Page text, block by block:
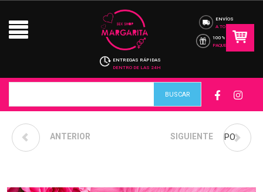
ENVÍOS
A TODO CHILE
100% DISCRETO
PAQUETES
ENTREGAS RÁPIDAS
DENTRO DE LAS 24H
TANGA DE TUL
ANTERIOR COLALESS NEGRO TIPO
SIGUIENTE